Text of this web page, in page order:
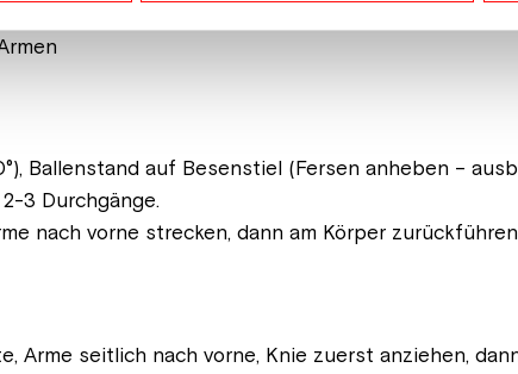
Ballenstand auf Besenstiel (Fersen anheben –
3 Durchgänge.
nach vorne strecken, dann am Körper zurückführen
Arme seitlich nach vorne, Knie zuerst anziehen,